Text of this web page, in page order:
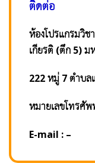
ติดต่อ
ห้องโปรแกรมวิช
เกียรติ (ตึก 5) ม
222 หมู่ 7 ตำบล
หมายเลขโทรศัพ
E-mail : –